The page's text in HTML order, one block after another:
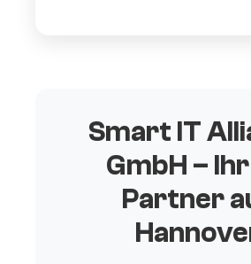
Smart IT
GmbH –
Partner